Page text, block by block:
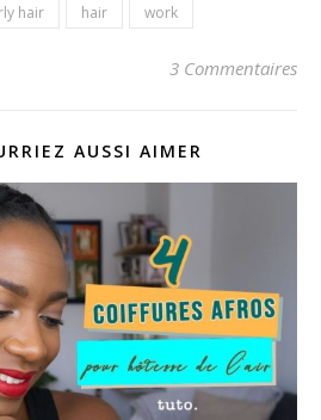
hair hair work
3 Commentaires
AUSSI AIMER